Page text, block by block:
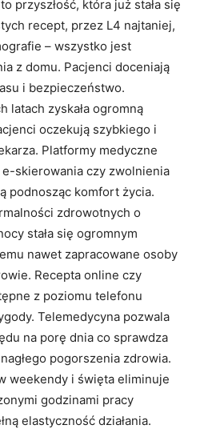
przyszłość, która już stała się
recept, przez L4 najtaniej,
– wszystko jest
z domu. Pacjenci doceniają
i bezpieczeństwo.
latach zyskała ogromną
oczekują szybkiego i
Platformy medyczne
skierowania czy zwolnienia
podnosząc komfort życia.
zdrowotnych o
stała się ogromnym
nawet zapracowane osoby
Recepta online czy
z poziomu telefonu
Telemedycyna pozwala
na porę dnia co sprawdza
pogorszenia zdrowia.
weekendy i święta eliminuje
godzinami pracy
elastyczność działania.